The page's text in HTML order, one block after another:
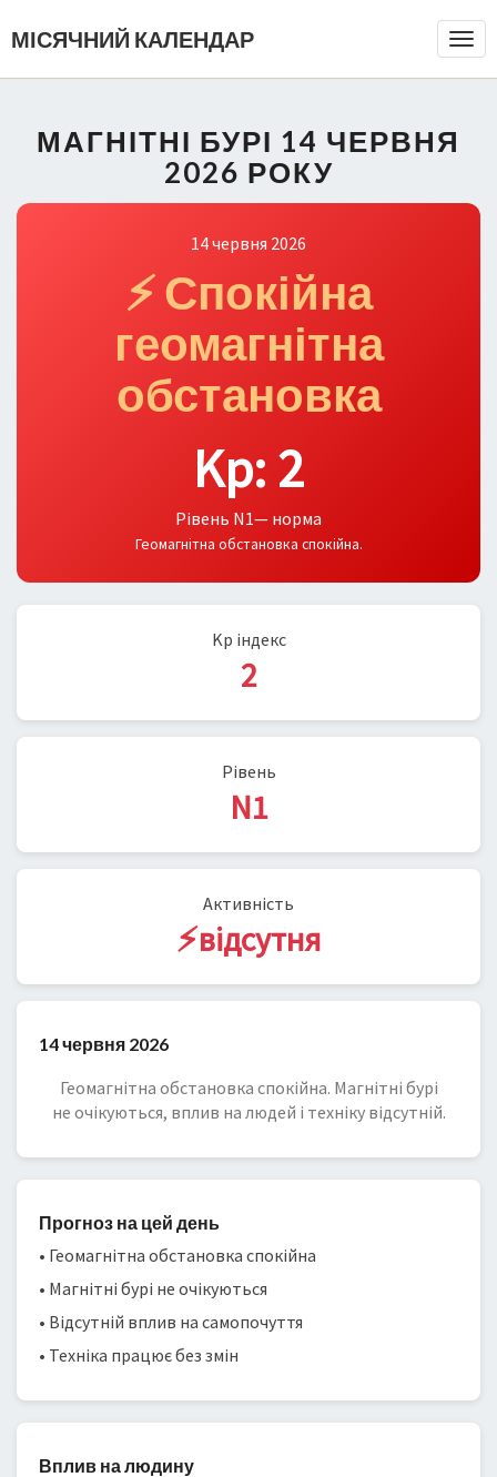
МІСЯЧНИЙ КАЛЕНДАР
МАГНІТНІ БУРІ 14 ЧЕРВНЯ
2026 РОКУ
14 червня 2026
⚡ Спокійна
геомагнітна
обстановка
Kp: 2
Рівень N1— норма
Геомагнітна обстановка спокійна.
Kp індекс
2
Рівень
N1
Активність
⚡відсутня
14 червня 2026
Геомагнітна обстановка спокійна. Магнітні бурі
не очікуються, вплив на людей і техніку відсутній.
Прогноз на цей день
• Геомагнітна обстановка спокійна
• Магнітні бурі не очікуються
• Відсутній вплив на самопочуття
• Техніка працює без змін
Вплив на людину